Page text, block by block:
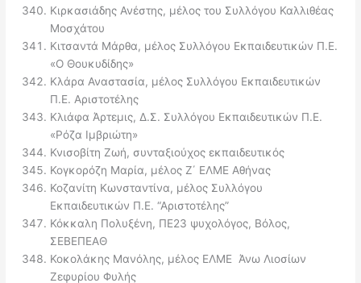
Κιρκασιάδης Ανέστης, μέλος του Συλλόγου Καλλιθέας
Μοσχάτου
Κιτσαντά Μάρθα, μέλος Συλλόγου Εκπαιδευτικών Π.Ε.
«Ο Θουκυδίδης»
Κλάρα Αναστασία, μέλος Συλλόγου Εκπαιδευτικών
Π.Ε. Αριστοτέλης
Κλιάφα Άρτεμις, Δ.Σ. Συλλόγου Εκπαιδευτικών Π.Ε.
«Ρόζα Ιμβριώτη»
Κνισοβίτη Ζωή, συνταξιούχος εκπαιδευτικός
Κογκορόζη Μαρία, μέλος Ζ΄ ΕΛΜΕ Αθήνας
Κοζανίτη Κωνσταντίνα, μέλος Συλλόγου
Εκπαιδευτικών Π.Ε. “Αριστοτέλης”
Κόκκαλη Πολυξένη, ΠΕ23 ψυχολόγος, Βόλος,
ΣΕΒΕΠΕΑΘ
Κοκολάκης Μανόλης, μέλος ΕΛΜΕ Άνω Λιοσίων
Ζεφυρίου Φυλής